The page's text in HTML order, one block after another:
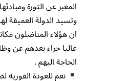
المعبر عن الثورة
وتسيد الدولة العميقة
ان هؤلاء المناضلون
غاليا جراء بعدهم عن
الحاجة اليهم .
نعم للعودة